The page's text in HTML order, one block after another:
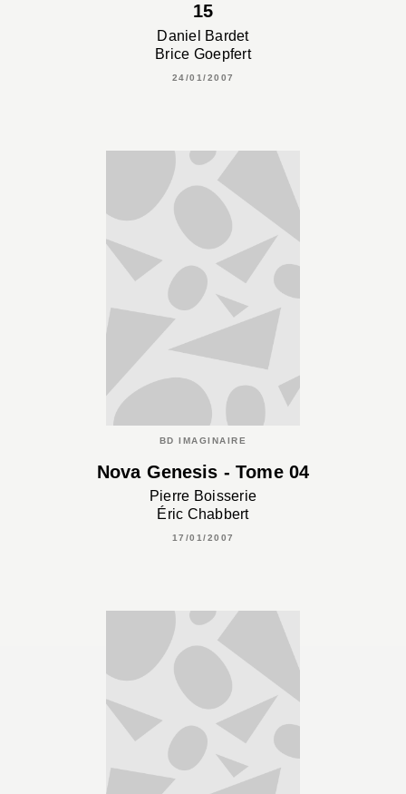
15
Daniel Bardet
Brice Goepfert
24/01/2007
BD IMAGINAIRE
Nova Genesis - Tome 04
Pierre Boisserie
Éric Chabbert
17/01/2007